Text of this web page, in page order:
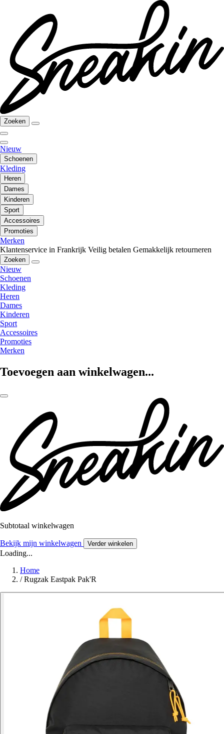
Zoeken
Nieuw
Schoenen
Kleding
Heren
Dames
Kinderen
Sport
Accessoires
Promoties
Merken
Klantenservice in Frankrijk Veilig betalen Gemakkelijk retourneren
Zoeken
Nieuw
Schoenen
Kleding
Heren
Dames
Kinderen
Sport
Accessoires
Promoties
Merken
Toevoegen aan winkelwagen...
Subtotaal winkelwagen
Bekijk mijn winkelwagen Verder winkelen
Loading...
Home
/ Rugzak Eastpak Pak'R